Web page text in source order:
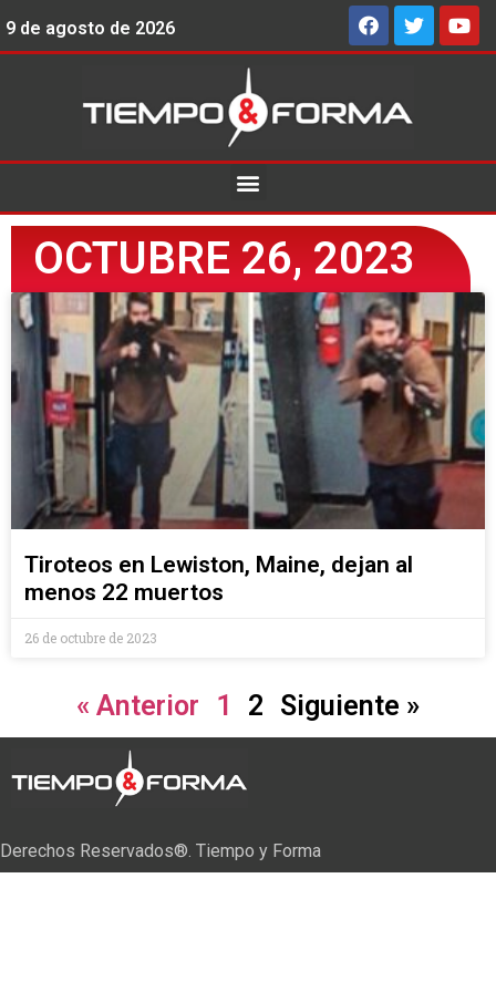
9 de agosto de 2026
OCTUBRE 26, 2023
Tiroteos en Lewiston, Maine, dejan al
menos 22 muertos
26 de octubre de 2023
« Anterior 1 2 Siguiente »
Derechos Reservados®. Tiempo y Forma